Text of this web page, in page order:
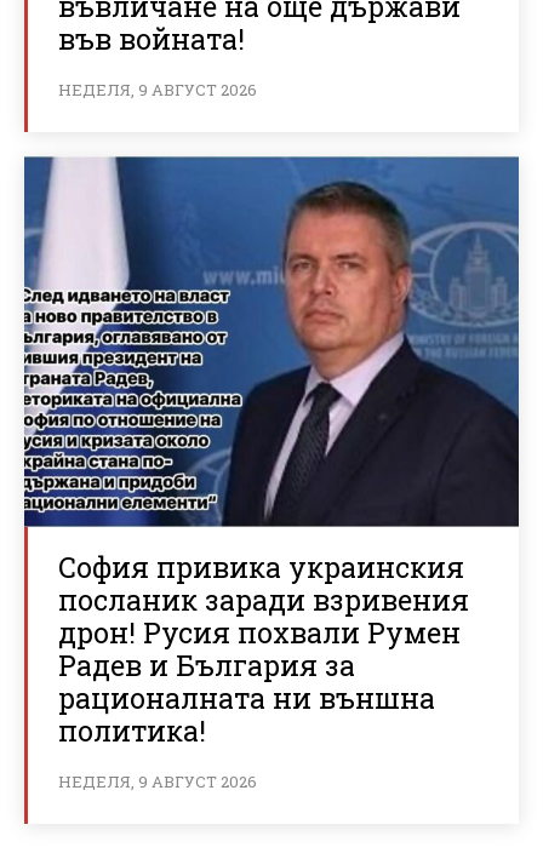
във войната!
НЕДЕЛЯ, 9 АВГУСТ 2026
София привика украинския
посланик заради взривения
дрон! Русия похвали Румен
Радев и България за
рационалната ни външна
политика!
НЕДЕЛЯ, 9 АВГУСТ 2026